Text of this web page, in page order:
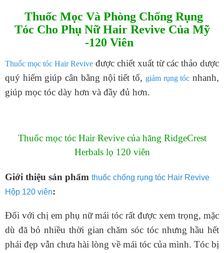
Thuốc Mọc Và Phòng Chống Rụng
Tóc Cho Phụ Nữ Hair Revive Của Mỹ
-120 Viên
Thuốc mọc tóc Hair Revive được chiết xuất từ các thảo dược
quý hiếm giúp cân bằng nội tiết tố, giảm rụng tóc nhanh,
giúp mọc tóc dày hơn và đầy đủ hơn.
Thuốc mọc tóc Hair Revive của hãng RidgeCrest
Herbals lọ 120 viên
Giới thiệu sản phẩm thuốc chống rụng tóc Hair Revive
Hộp 120 viên:
Đối với chị em phụ nữ mái tóc rất được xem trọng, mặc
dù đã bỏ nhiều thời gian chăm sóc tóc nhưng hầu hết
phái đẹp vẫn chưa hài lòng về mái tóc của mình. Tóc bị